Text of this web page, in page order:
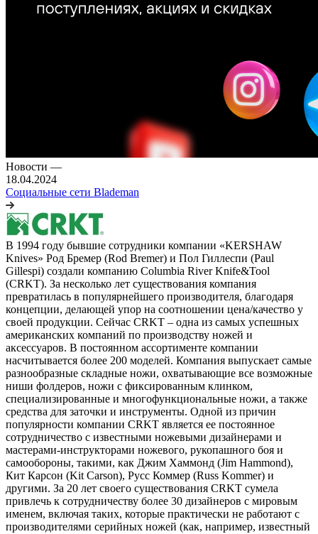
Новости —
18.04.2024
Социальные сети Blademan
В 1994 году бывшие сотрудники компании «KERSHAW
Knives» Род Бремер (Rod Bremer) и Пол Гиллеспи (Paul
Gillespi) создали компанию Columbia River Knife&Tool
(CRKT). За несколько лет существования компания
превратилась в популярнейшего производителя, благодаря
концепции, делающей упор на соотношении цена/качество у
своей продукции. Сейчас CRKT – одна из самых успешных
американских компаний по производству ножей и
аксессуаров. В постоянном ассортименте компании
насчитывается более 200 моделей. Компания выпускает самые
разнообразные складные ножи, охватывающие все возможные
ниши фолдеров, ножи с фиксированным клинком,
специализированные и многофункциональные ножи, а также
средства для заточки и инструменты. Одной из причин
популярности компании CRKT является ее постоянное
сотрудничество с известными ножевыми дизайнерами и
мастерами-инструкторами ножевого, рукопашного боя и
самообороны, такими, как Джим Хаммонд (Jim Hammond),
Кит Карсон (Kit Carson), Русс Коммер (Russ Kommer) и
другими. За 20 лет своего существования CRKT сумела
привлечь к сотрудничеству более 30 дизайнеров с мировым
именем, включая таких, которые практически не работают с
производителями серийных ножей (как, например, известный